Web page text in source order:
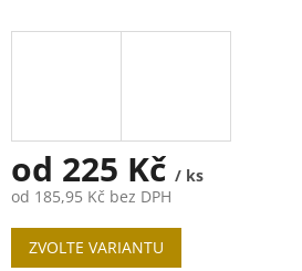
od 225 Kč / ks
od 185,95 Kč bez DPH
Měrná
cena:
ZVOLTE VARIANTU